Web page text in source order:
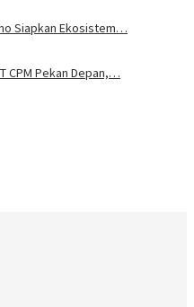
Siapkan Ekosistem…
CPM Pekan Depan,…